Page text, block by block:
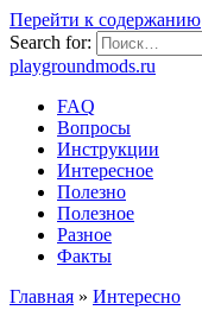
Перейти к содержанию
Search for:
playgroundmods.ru
FAQ
Вопросы
Инструкции
Интересное
Полезно
Полезное
Разное
Факты
Главная » Интересно